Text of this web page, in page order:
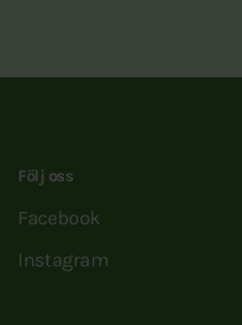
Följ oss
Facebook
Instagram